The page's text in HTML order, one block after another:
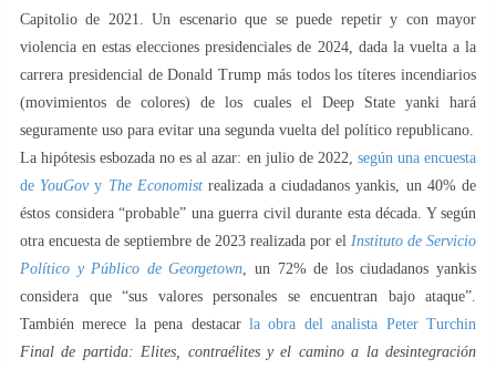
Capitolio de 2021. Un escenario que se puede repetir y con mayor
violencia en estas elecciones presidenciales de 2024, dada la vuelta a la
carrera presidencial de Donald Trump más todos los títeres incendiarios
(movimientos de colores) de los cuales el Deep State yanki hará
seguramente uso para evitar una segunda vuelta del político republicano.
La hipótesis esbozada no es al azar: en julio de 2022, según una encuesta
de YouGovy The Economistrealizada a ciudadanos yankis, un 40% de
éstos considera “probable” una guerra civil durante esta década. Y según
otra encuesta de septiembre de 2023 realizada por el Instituto de Servicio
Político y Público de Georgetown , un 72% de los ciudadanos yankis
considera que “sus valores personales se encuentran bajo ataque”.
También merece la pena destacar la obra del analista Peter Turchin
Final de partida: Elites, contraélites y el camino a la desintegración